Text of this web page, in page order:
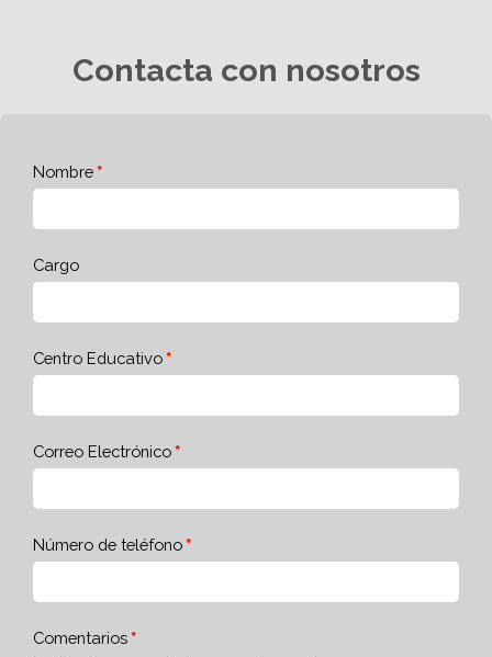
Contacta con nosotros
Nombre
Cargo
Centro Educativo
Correo Electrónico
Número de teléfono
Comentarios